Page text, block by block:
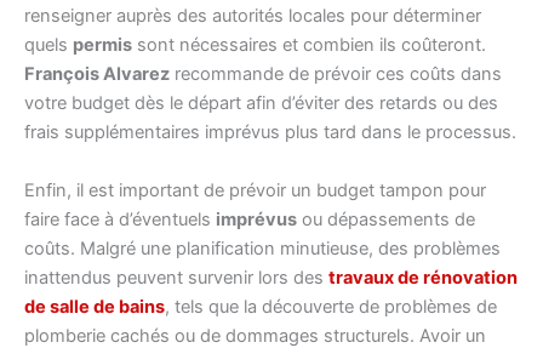
renseigner auprès des autorités locales pour déterminer
quels permis sont nécessaires et combien ils coûteront.
François Alvarez recommande de prévoir ces coûts dans
votre budget dès le départ afin d’éviter des retards ou des
frais supplémentaires imprévus plus tard dans le processus.
Enfin, il est important de prévoir un budget tampon pour
faire face à d’éventuels imprévus ou dépassements de
coûts. Malgré une planification minutieuse, des problèmes
inattendus peuvent survenir lors des travaux de rénovation
de salle de bains, tels que la découverte de problèmes de
plomberie cachés ou de dommages structurels. Avoir un